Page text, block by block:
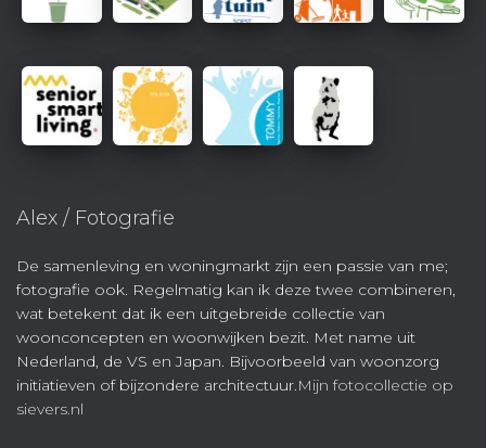
Alex / Fotografie
De samenleving en woningmarkt zijn een passie van me;
fotografie ook. Regelmatig kan ik deze twee combineren,
wat betekent dat ik een uitgebreide collectie van
woonconcepten en woonwijken bezit. Met name uit
Nederland, de VS en Japan. Bijvoorbeeld van woonzorg
initiatieven of bijzondere architectuur.Mijn fotocollectie op
sievers.nl